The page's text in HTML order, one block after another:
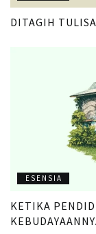
DITAGIH
ESENSIA
KETIKA